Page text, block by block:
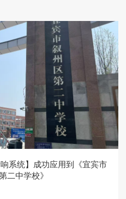
系统】成功应用到《宜宾市
二中学校》